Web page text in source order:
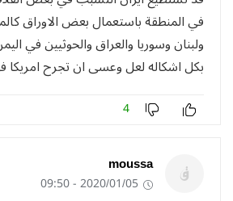
في المنطقة باستعمال بعض الاوراق
ولبنان وسوريا والعراق والحوثيين في
بكل اشكاله لعل وعسى ان تجرح امريكا
4
moussa
2020/01/05 - 09:50